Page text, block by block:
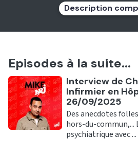
Description
Episodes à la suite...
Ecouter
Interview de
Infirmier en
26/09/2025
Des anecdotes
hors-du-commun,...
psychiatrique avec ...